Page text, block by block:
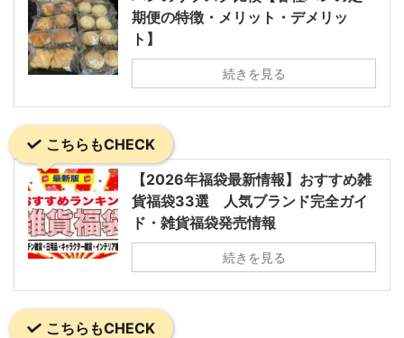
期便の特徴・メリット・デメリッ
ト】
続きを見る
こちらもCHECK
【2026年福袋最新情報】おすすめ雑
貨福袋33選 人気ブランド完全ガイ
ド・雑貨福袋発売情報
続きを見る
こちらもCHECK